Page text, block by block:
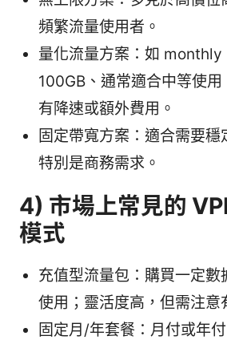
頻繁流量使用者。
量化流量方案：如 monthly
100GB、通常適合中等使
有降速或額外費用。
固定帶寬方案：適合需要穩
特別是商務需求。
4) 市場上常見的
模式
充值型流量包：購買一定數
使用；靈活度高，但需注意
固定月/年套餐：月付或年